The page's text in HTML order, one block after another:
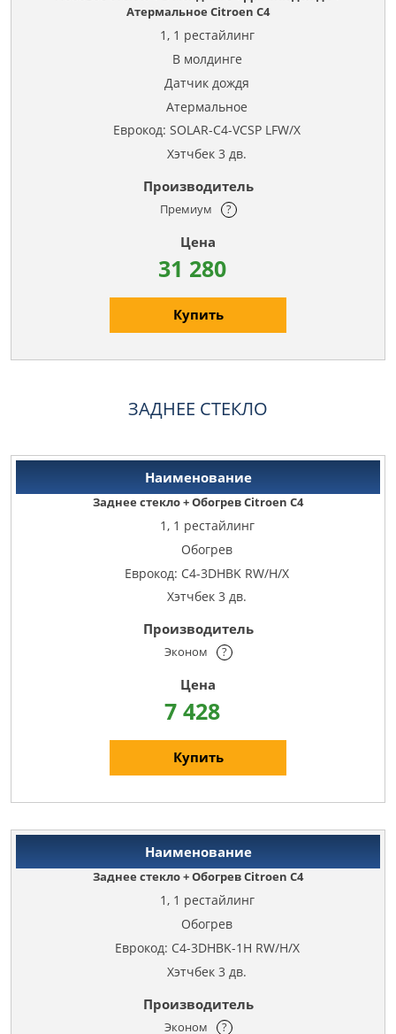
Атермальное Citroen C4
1, 1 рестайлинг
В молдинге
Датчик дождя
Атермальное
Еврокод: SOLAR-C4-VCSP LFW/X
Хэтчбек 3 дв.
Премиум ?
31 280
Купить
ЗАДНЕЕ СТЕКЛО
Заднее стекло + Обогрев Citroen C4
1, 1 рестайлинг
Обогрев
Еврокод: C4-3DHBK RW/H/X
Хэтчбек 3 дв.
Эконом ?
7 428
Купить
Заднее стекло + Обогрев Citroen C4
1, 1 рестайлинг
Обогрев
Еврокод: C4-3DHBK-1H RW/H/X
Хэтчбек 3 дв.
Эконом ?